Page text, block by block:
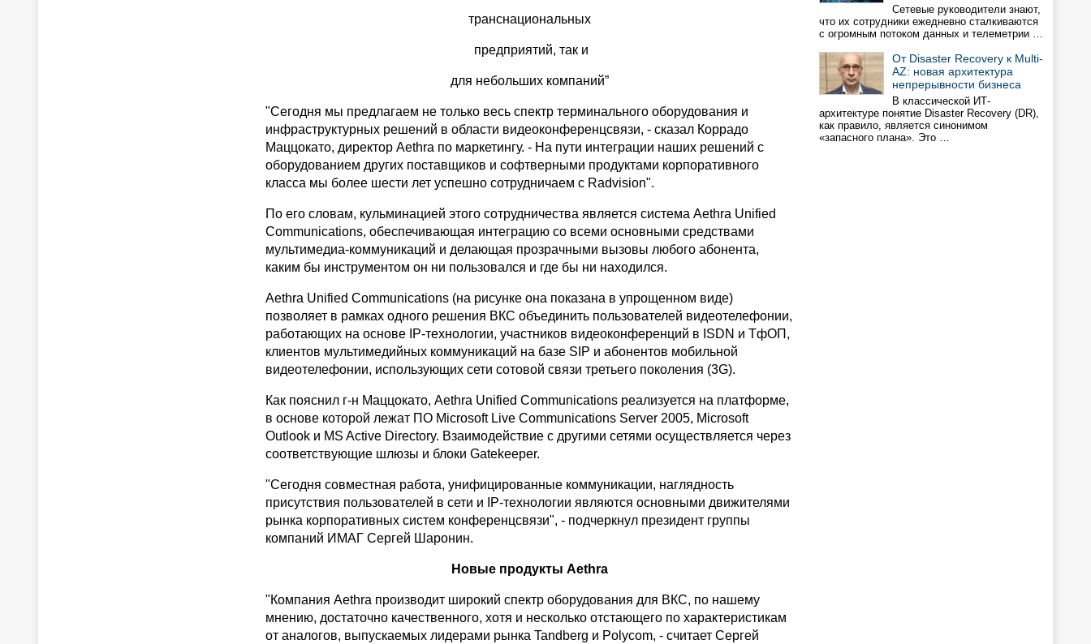
транснациональных
предприятий, так и
для небольших компаний”
"Сегодня мы предлагаем не только весь спектр терминального оборудования и
инфраструктурных решений в области видеоконференцсвязи, - сказал Коррадо
Маццокато, директор Aethra по маркетингу. - На пути интеграции наших решений с
оборудованием других поставщиков и софтверными продуктами корпоративного
класса мы более шести лет успешно сотрудничаем с Radvision".
По его словам, кульминацией этого сотрудничества является система Aethra Unified
Communications, обеспечивающая интеграцию со всеми основными средствами
мультимедиа-коммуникаций и делающая прозрачными вызовы любого абонента,
каким бы инструментом он ни пользовался и где бы ни находился.
Aethra Unified Communications (на рисунке она показана в упрощенном виде)
позволяет в рамках одного решения ВКС объединить пользователей видеотелефонии,
работающих на основе IP-технологии, участников видеоконференций в ISDN и ТфОП,
клиентов мультимедийных коммуникаций на базе SIP и абонентов мобильной
видеотелефонии, использующих сети сотовой связи третьего поколения (3G).
Как пояснил г-н Маццокато, Aethra Unified Communications реализуется на платформе,
в основе которой лежат ПО Microsoft Live Communications Server 2005, Microsoft
Outlook и MS Active Directory. Взаимодействие с другими сетями осуществляется через
соответствующие шлюзы и блоки Gatekeeper.
"Сегодня совместная работа, унифицированные коммуникации, наглядность
присутствия пользователей в сети и IP-технологии являются основными движителями
рынка корпоративных систем конференцсвязи", - подчеркнул президент группы
компаний ИМАГ Сергей Шаронин.
Новые продукты Aethra
"Компания Aethra производит широкий спектр оборудования для ВКС, по нашему
мнению, достаточно качественного, хотя и несколько отстающего по характеристикам
от аналогов, выпускаемых лидерами рынка Tandberg и Polycom, - считает Сергей
Сетевые руководители знают,
что их сотрудники ежедневно сталкиваются
с огромным потоком данных и телеметрии …
От Disaster Recovery к Multi-
AZ: новая архитектура
непрерывности бизнеса
В классической ИТ-
архитектуре понятие Disaster Recovery (DR),
как правило, является синонимом
«запасного плана». Это …